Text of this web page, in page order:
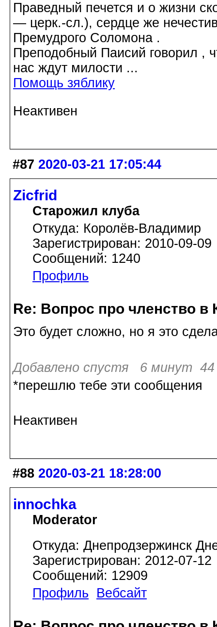
Праведный печется и о жизни
― церк.-сл.), сердце же
Премудрого Соломона .
Преподобный Паисий говорил ,
нас ждут милости ...
Помощь зяблику
Неактивен
#87 2020-03-21 17:05:44
Zicfrid
Старожил клуба
Откуда: Королёв-Владимир
Зарегистрирован: 2010-09-09
Сообщений: 1240
Профиль
Re: Вопрос про членство в
Это будет сложно, но я это
Добавлено спустя 6 минут 44
*перешлю тебе эти сообщения
Неактивен
#88 2020-03-21 18:28:00
innochka
Moderator
Откуда: Днепродзержинск
Зарегистрирован: 2012-07-12
Сообщений: 12909
Профиль
Вебсайт